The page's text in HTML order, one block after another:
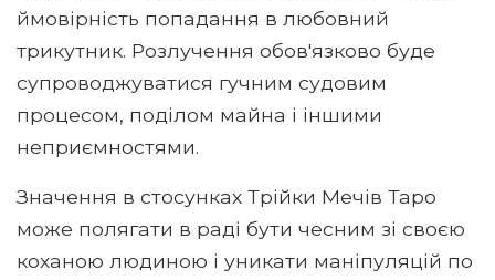
ймовірність попадання в любовний
трикутник. Розлучення обов'язково буде
супроводжуватися гучним судовим
процесом, поділом майна і іншими
неприємностями.
Значення в стосунках Трійки Мечів Таро
може полягати в раді бути чесним зі своєю
коханою людиною і уникати маніпуляцій по